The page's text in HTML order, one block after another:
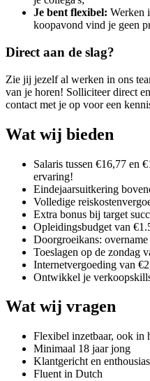
Je bent flexibel: Werken
koopavond vind je geen
Direct aan de slag?
Zie jij jezelf al werken in ons
van je horen! Solliciteer direct
contact met je op voor een
Wat wij bieden
Salaris tussen €16,77 en
ervaring!
Eindejaarsuitkering
Volledige
Extra bonus bij target
Opleidingsbudget van
Doorgroeikans:
Toeslagen op de zondag
Internetvergoeding van
Ontwikkel je
Wat wij vragen
Flexibel inzetbaar, ook in
Minimaal 18 jaar jong
Klantgericht en
Fluent in Dutch